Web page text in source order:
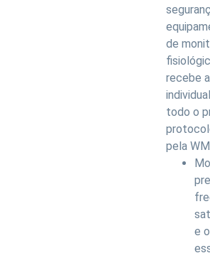
de
recebe
todo o
pela
e